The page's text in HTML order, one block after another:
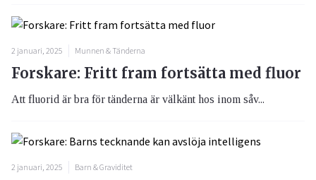
2 januari, 2025 Munnen & Tänderna
Forskare: Fritt fram fortsätta med fluor
Att fluorid är bra för tänderna är välkänt hos inom såv...
2 januari, 2025 Barn & Graviditet